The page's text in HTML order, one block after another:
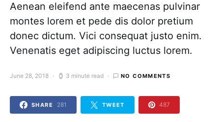
Aenean eleifend ante maecenas pulvinar
montes lorem et pede dis dolor pretium
donec dictum. Vici consequat justo enim.
Venenatis eget adipiscing luctus lorem.
June 28, 2018 3 minute read NO COMMENTS
SHARE 281 TWEET 487